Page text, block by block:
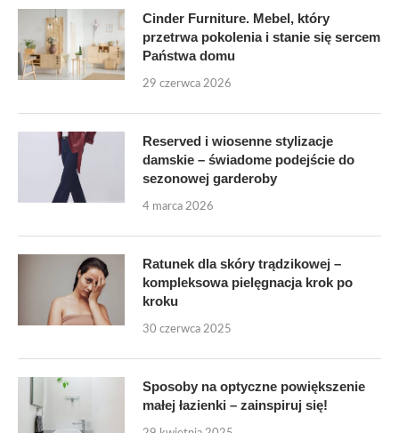
Cinder Furniture. Mebel, który
przetrwa pokolenia i stanie się sercem
Państwa domu
29 czerwca 2026
Reserved i wiosenne stylizacje
damskie – świadome podejście do
sezonowej garderoby
4 marca 2026
Ratunek dla skóry trądzikowej –
kompleksowa pielęgnacja krok po
kroku
30 czerwca 2025
Sposoby na optyczne powiększenie
małej łazienki – zainspiruj się!